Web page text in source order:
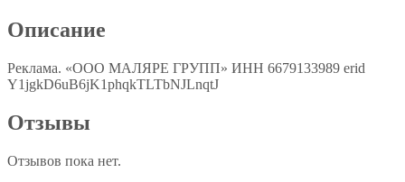
Описание
Реклама. «ООО МАЛЯРЕ ГРУПП» ИНН 6679133989 erid
Y1jgkD6uB6jK1phqkTLTbNJLnqtJ
Отзывы
Отзывов пока нет.